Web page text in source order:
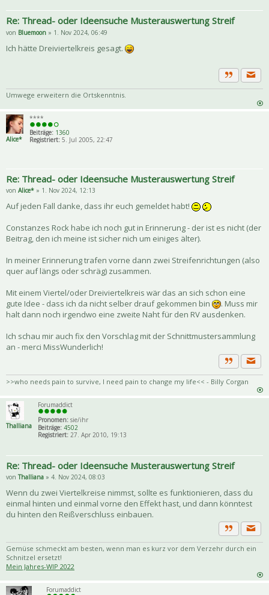
Re: Thread- oder Ideensuche Musterauswertung Streif
von Bluemoon » 1. Nov 2024, 06:49
Ich hätte Dreiviertelkreis gesagt.
Zitat
Umwege erweitern die Ortskenntnis.
Alice*
****
Beiträge: 1360
Registriert:5. Jul 2005, 22:47
Re: Thread- oder Ideensuche Musterauswertung Streif
von Alice* » 1. Nov 2024, 12:13
Auf jeden Fall danke, dass ihr euch gemeldet habt!
Constanzes Rock habe ich noch gut in Erinnerung - der ist es nicht (der
Beitrag, den ich meine ist sicher nich um einiges älter).
In meiner Erinnerung trafen vorne dann zwei Streifenrichtungen (also
quer auf längs oder schräg) zusammen.
Mit einem Viertel/oder Dreiviertelkreis wär das an sich schon eine
gute Idee - dass ich da nicht selber drauf gekommen bin
. Muss mir
halt dann noch irgendwo eine zweite Naht für den RV ausdenken.
Ich schau mir auch fix den Vorschlag mit der Schnittmustersammlung
an - merci MissWunderlich!
Zitat
>>who needs pain to survive, I need pain to change my life<< - Billy Corgan
Thalliana
Forumaddict
Pronomen: sie/ihr
Beiträge: 4502
Registriert: 27. Apr 2010, 19:13
Re: Thread- oder Ideensuche Musterauswertung Streif
von Thalliana » 4. Nov 2024, 08:03
Wenn du zwei Viertelkreise nimmst, sollte es funktionieren, dass du
einmal hinten und einmal vorne den Effekt hast, und dann könntest
du hinten den Reißverschluss einbauen.
Zitat
Gemüse schmeckt am besten, wenn man es kurz vor dem Verzehr durch ein
Schnitzel ersetzt!
Mein Jahres-WIP 2022
Forumaddict